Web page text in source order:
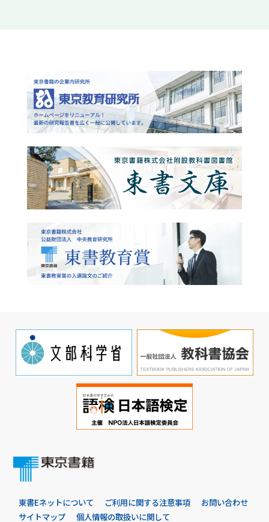
東書Eネットについて ご利用に関する注意事項
お問い合わせ
サイトマップ
個人情報の取扱いに関して